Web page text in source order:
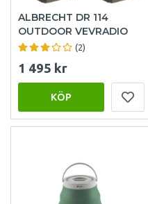
ALBRECHT DR 114
OUTDOOR VEVRADIO
(2)
1 495 kr
KÖP